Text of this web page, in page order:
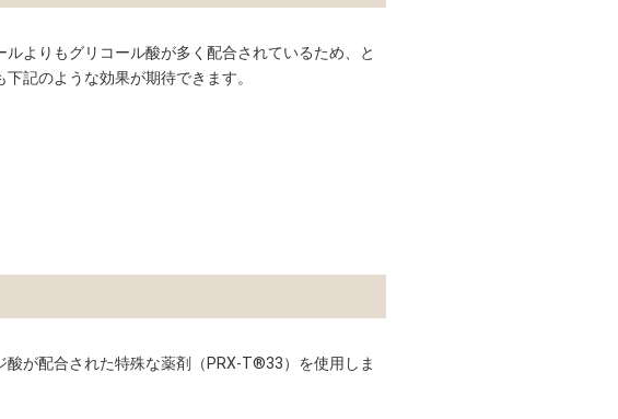
よりもグリコール酸が多く配合されているため、と
記のような効果が期待できます。
酸が配合された特殊な薬剤（PRX-T®33）を使用しま